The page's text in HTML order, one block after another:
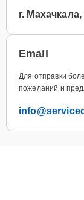
г.
Email
Для отправки
пожеланий и